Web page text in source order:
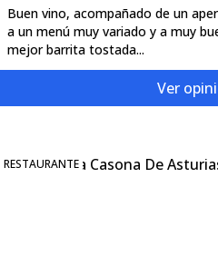
Buen vino, acompañado de un
a un menú muy variado y a muy
mejor barrita tostada...
Ver
RESTAURANTE